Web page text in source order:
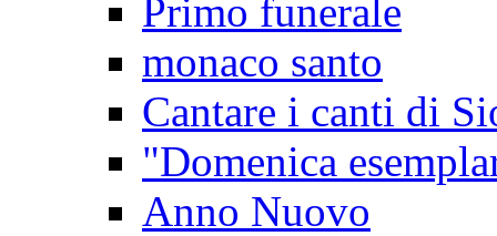
Primo funerale
monaco santo
Cantare i canti di
"Domenica
Anno Nuovo